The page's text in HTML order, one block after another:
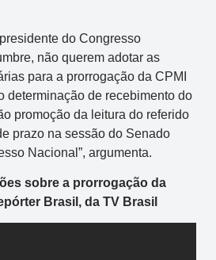
do Congresso
não querem adotar as
para a prorrogação da CPMI
determinação de recebimento do
promoção da leitura do referido
prazo na sessão do Senado
Nacional”, argumenta.
sobre a prorrogação da
Brasil, da TV Brasil